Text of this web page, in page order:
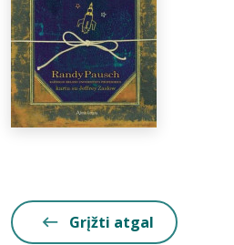
Grįžti atgal